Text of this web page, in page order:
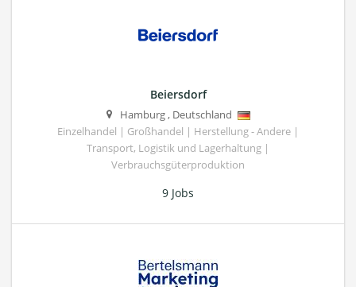
Beiersdorf
Hamburg, Deutschland
Einzelhandel | Großhandel | Herstellung - Andere |
Transport, Logistik und Lagerhaltung |
Verbrauchsgüterproduktion
9 Jobs